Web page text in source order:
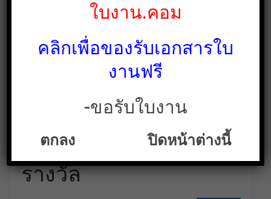
ขอเชิญร่วมสนุกกับ
กิจกรรม คัดลายมือ ชิง
รางวัล
ใบงาน.คอม
คลิกเพื่อของรับเอกสารใบ
งานฟรี
-ขอรับใบงาน
ตกลง ปิดหน้าต่างนี้